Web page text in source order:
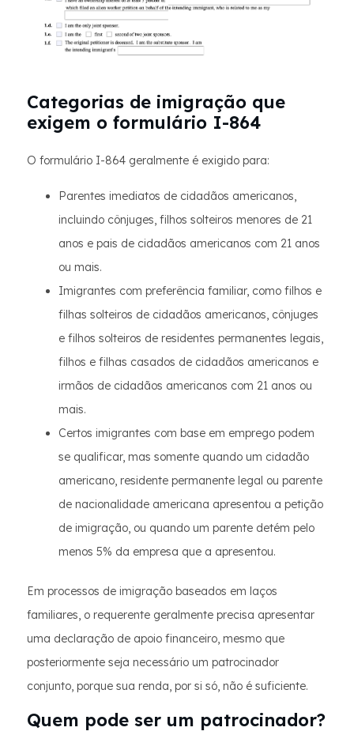
Categorias de imigração que
exigem o formulário I-864
O formulário I-864 geralmente é exigido para:
Parentes imediatos de cidadãos americanos,
incluindo cônjuges, filhos solteiros menores de 21
anos e pais de cidadãos americanos com 21 anos
ou mais.
Imigrantes com preferência familiar, como filhos e
filhas solteiros de cidadãos americanos, cônjuges
e filhos solteiros de residentes permanentes legais,
filhos e filhas casados ​​de cidadãos americanos e
irmãos de cidadãos americanos com 21 anos ou
mais.
Certos imigrantes com base em emprego podem
se qualificar, mas somente quando um cidadão
americano, residente permanente legal ou parente
de nacionalidade americana apresentou a petição
de imigração, ou quando um parente detém pelo
menos 5% da empresa que a apresentou.
Em processos de imigração baseados em laços
familiares, o requerente geralmente precisa apresentar
uma declaração de apoio financeiro, mesmo que
posteriormente seja necessário um patrocinador
conjunto, porque sua renda, por si só, não é suficiente.
Quem pode ser um patrocinador?